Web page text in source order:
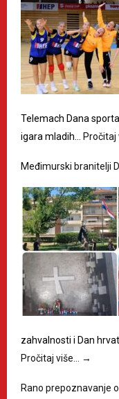
Telemach Dana
igara mladih…
Pročitaj
Međimurski branitelji
zahvalnosti i Dan
Pročitaj više…
→
Rano prepoznavanje